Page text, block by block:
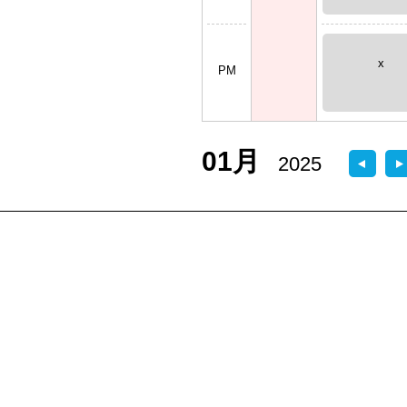
PM
x
01月 2025